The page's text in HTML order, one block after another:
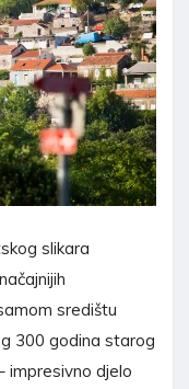
slikara
središtu
300 godina starog
impresivno djelo